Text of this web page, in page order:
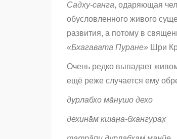
Садху-санга, одаряющая
обусловленного живого
развития, а потому в
«Бхагавата Пуране» Шри
Очень редко выпадает
ещё реже случается ему
дурлабхо ма̄нушо дехо
дехина̄м̇ кшан̣а-бхан̇гурах̣